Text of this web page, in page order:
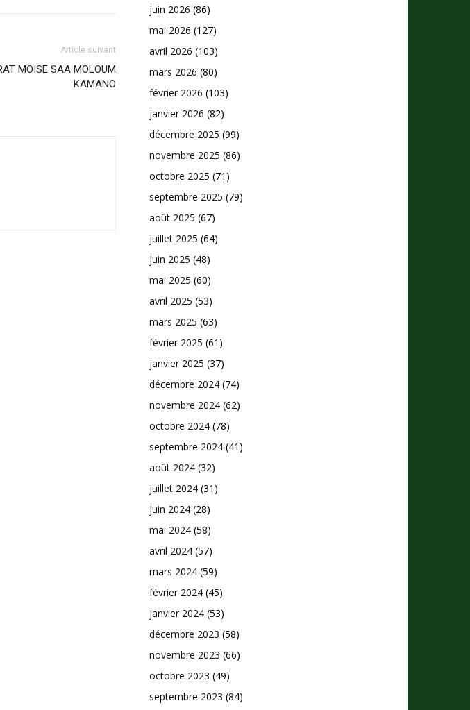
Article suivant
MOISE SAA MOLOUM
KAMANO
juin 2026 (86)
mai 2026 (127)
avril 2026 (103)
mars 2026 (80)
février 2026 (103)
janvier 2026 (82)
décembre 2025 (99)
novembre 2025 (86)
octobre 2025 (71)
septembre 2025 (79)
août 2025 (67)
juillet 2025 (64)
juin 2025 (48)
mai 2025 (60)
avril 2025 (53)
mars 2025 (63)
février 2025 (61)
janvier 2025 (37)
décembre 2024 (74)
novembre 2024 (62)
octobre 2024 (78)
septembre 2024 (41)
août 2024 (32)
juillet 2024 (31)
juin 2024 (28)
mai 2024 (58)
avril 2024 (57)
mars 2024 (59)
février 2024 (45)
janvier 2024 (53)
décembre 2023 (58)
novembre 2023 (66)
octobre 2023 (49)
septembre 2023 (84)